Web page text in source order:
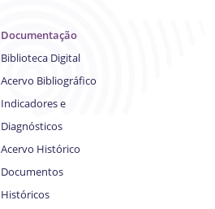
Documentação
Biblioteca Digital
Acervo Bibliográfico
Indicadores e
Diagnósticos
Acervo Histórico
Documentos
Históricos